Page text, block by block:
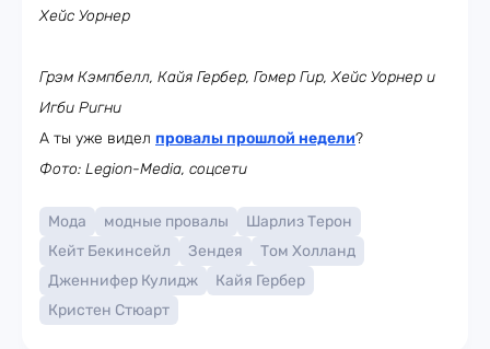
Хейс Уорнер
Грэм Кэмпбелл, Кайя Гербер, Гомер Гир, Хейс Уорнер и
Игби Ригни
А ты уже видел провалы прошлой недели?
Фото: Legion-Media, соцсети
Мода модные провалы
Шарлиз Терон
Кейт Бекинсейл
Зендея
Том Холланд
Дженнифер Кулидж
Кайя Гербер
Кристен Стюарт